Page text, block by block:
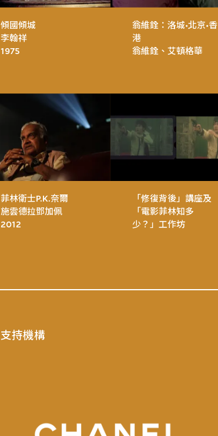
傾國傾城
李翰祥
1975
翁維銓：洛城•北京•香
港
翁維銓、艾頓格華
菲林衛士P.K.奈爾
施雲德拉鄧加佩
2012
「修復背後」講座及
「電影菲林知多
少？」工作坊
支持機構